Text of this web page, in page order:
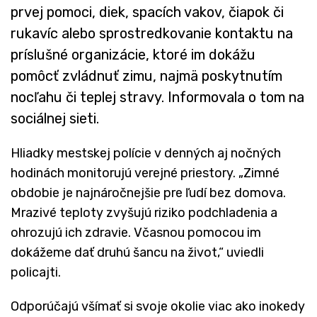
prvej pomoci, diek, spacích vakov, čiapok či
rukavíc alebo sprostredkovanie kontaktu na
príslušné organizácie, ktoré im dokážu
pomôcť zvládnuť zimu, najmä poskytnutím
nocľahu či teplej stravy. Informovala o tom na
sociálnej sieti.
Hliadky mestskej polície v denných aj nočných
hodinách monitorujú verejné priestory. „Zimné
obdobie je najnáročnejšie pre ľudí bez domova.
Mrazivé teploty zvyšujú riziko podchladenia a
ohrozujú ich zdravie. Včasnou pomocou im
dokážeme dať druhú šancu na život,“ uviedli
policajti.
Odporúčajú všímať si svoje okolie viac ako inokedy